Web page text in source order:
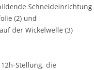
Schneideinrichtung
(2) und
der Wickelwelle (3)
Stellung, die